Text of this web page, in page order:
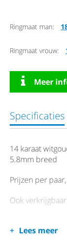
Ringmaat man:
Ringmaat vrouw:
Meer
Specificaties
14 karaat
5.8mm breed
Prijzen per
Ook
Lees meer